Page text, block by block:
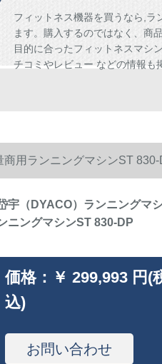
フィットネス機器を買うなら,ラ
ます。購入するのではなく、商
目的に合ったフィットネスマシ
チコミやレビュー などの情報も
用ランニングマシンST 830-
宇（DYACO）ランニングマ
ニングマシンST 830-DP
価格： ￥ 299,993 円(
込)
お問い合わせ